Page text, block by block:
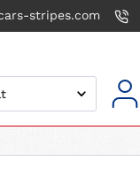
stripes.com